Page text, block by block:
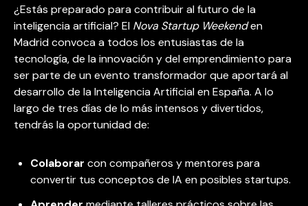
¿Estás preparado para contribuir al futuro de la
inteligencia artificial? El Nova Startup Weekenden
Madrid convoca a todos los entusiastas de la
tecnología, de la innovación y del emprendimiento para
ser parte de un evento transformador que aportará al
desarrollo de la Inteligencia Artificial en España. A lo
largo de tres días de lo más intensos y divertidos,
tendrás la oportunidad de:
Colaborar con compañeros y mentores para
convertir tus conceptos de IA en posibles startups.